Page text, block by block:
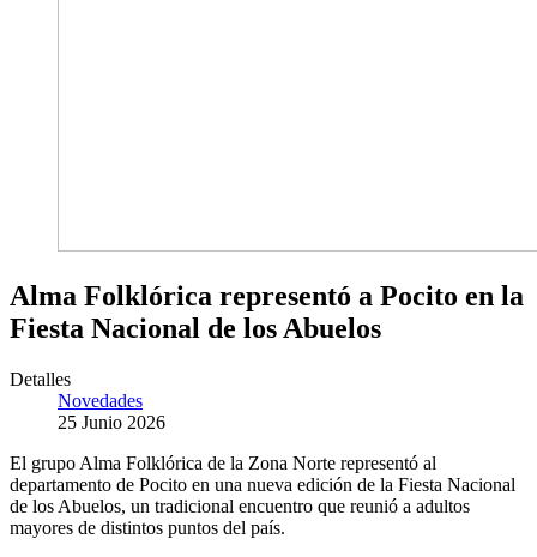
Alma Folklórica representó a Pocito en la
Fiesta Nacional de los Abuelos
Detalles
Novedades
25 Junio 2026
El grupo Alma Folklórica de la Zona Norte representó al
departamento de Pocito en una nueva edición de la Fiesta Nacional
de los Abuelos, un tradicional encuentro que reunió a adultos
mayores de distintos puntos del país.